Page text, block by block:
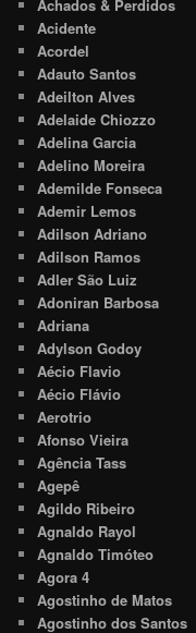
Achados & Perdidos
Acidente
Acordel
Adauto Santos
Adeilton Alves
Adelaide Chiozzo
Adelina Garcia
Adelino Moreira
Ademilde Fonseca
Ademir Lemos
Adilson Adriano
Adilson Ramos
Adler São Luiz
Adoniran Barbosa
Adriana
Adylson Godoy
Aécio Flavio
Aécio Flávio
Aerotrio
Afonso Vieira
Agência Tass
Agepê
Agildo Ribeiro
Agnaldo Rayol
Agnaldo Timóteo
Agora 4
Agostinho de Matos
Agostinho dos Santos